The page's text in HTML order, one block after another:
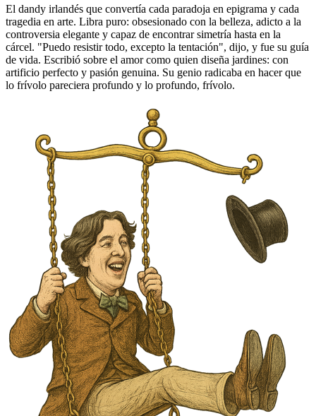
El dandy irlandés que convertía cada paradoja en epigrama y cada
tragedia en arte. Libra puro: obsesionado con la belleza, adicto a la
controversia elegante y capaz de encontrar simetría hasta en la
cárcel. "Puedo resistir todo, excepto la tentación", dijo, y fue su guía
de vida. Escribió sobre el amor como quien diseña jardines: con
artificio perfecto y pasión genuina. Su genio radicaba en hacer que
lo frívolo pareciera profundo y lo profundo, frívolo.